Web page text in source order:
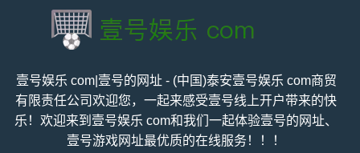
壹号娱乐 com|壹号的网址 - (中国)泰安壹号娱乐 com商贸
有限责任公司欢迎您，一起来感受壹号线上开户带来的快
乐！欢迎来到壹号娱乐 com和我们一起体验壹号的网址、
壹号游戏网址最优质的在线服务！！！